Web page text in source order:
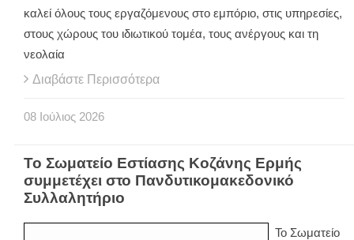
καλεί όλους τους εργαζόμενους στο εμπόριο, στις υπηρεσίες,
στους χώρους του ιδιωτικού τομέα, τους ανέργους και τη
νεολαία
Διαβάστε Περισσότερα
08 Ιούλιος 2026
Το Σωματείο Εστίασης Κοζάνης Ερμής
συμμετέχει στο Πανδυτικομακεδονικό
Συλλαλητήριο
Το Σωματείο